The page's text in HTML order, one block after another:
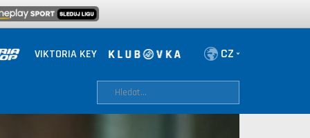
VIKTORIA KEY